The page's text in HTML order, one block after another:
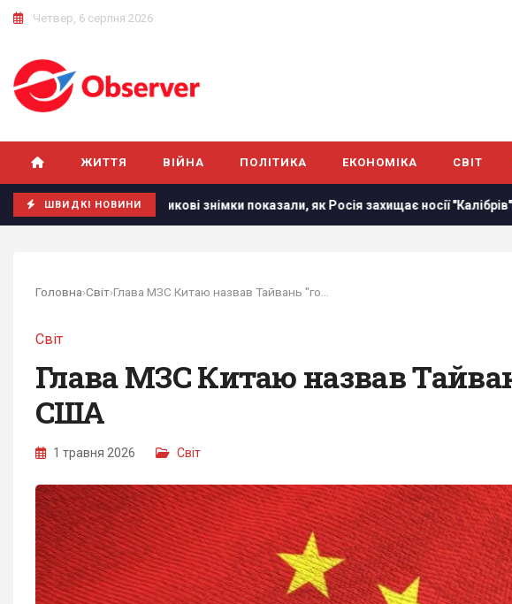
Четвер, 6 серпня 2026
ЖИТТЯ ВІЙНА ПОЛІТИКА ЕКОНОМІКА СВІТ
ШВИДКІ НОВИНИ
супутникові знімки показали, як Росія захищає носії "Калібрів" у Новоросійську
Головна›Світ›
Світ
Глава МЗС Китаю назвав
США
1 травня 2026 Світ